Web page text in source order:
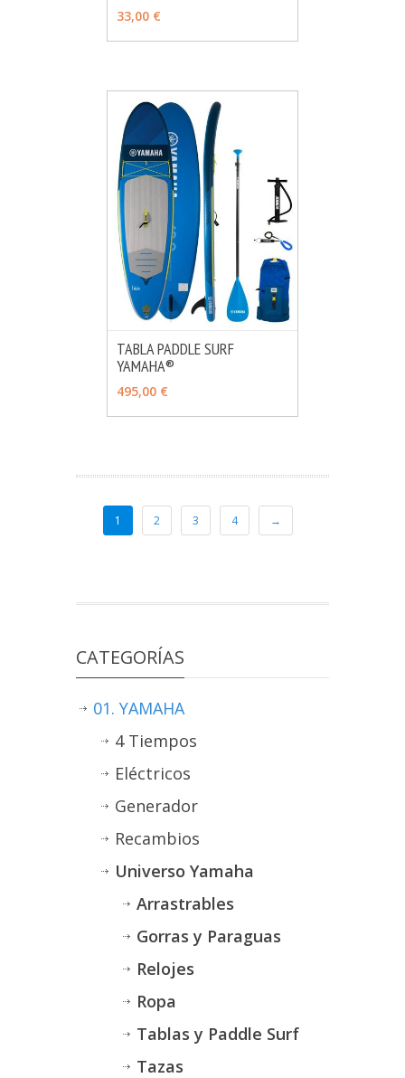
33,00 €
AÑADIR
TABLA PADDLE SURF
YAMAHA®
495,00 €
1 2 3 4 →
CATEGORÍAS
01. YAMAHA
4 Tiempos
Eléctricos
Generador
Recambios
Universo Yamaha
Arrastrables
Gorras y Paraguas
Relojes
Ropa
Tablas y Paddle Surf
Tazas